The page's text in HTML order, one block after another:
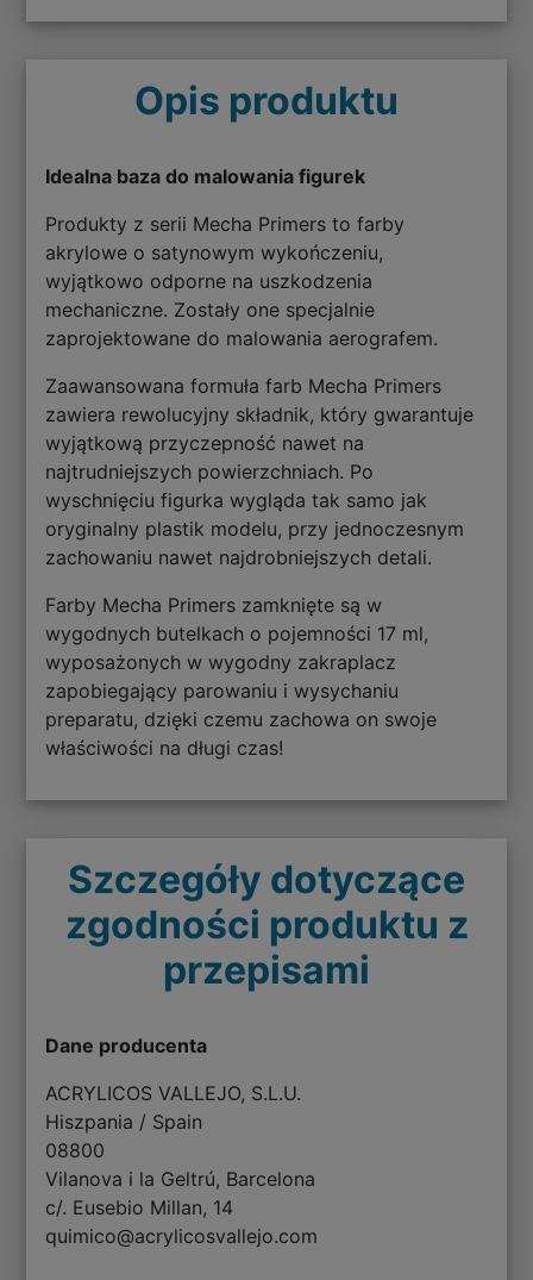
Opis produktu
Idealna baza do malowania figurek
Produkty z serii Mecha Primers to farby
akrylowe o satynowym wykończeniu,
wyjątkowo odporne na uszkodzenia
mechaniczne. Zostały one specjalnie
zaprojektowane do malowania aerografem.
Zaawansowana formuła farb Mecha Primers
zawiera rewolucyjny składnik, który gwarantuje
wyjątkową przyczepność nawet na
najtrudniejszych powierzchniach. Po
wyschnięciu figurka wygląda tak samo jak
oryginalny plastik modelu, przy jednoczesnym
zachowaniu nawet najdrobniejszych detali.
Farby Mecha Primers zamknięte są w
wygodnych butelkach o pojemności 17 ml,
wyposażonych w wygodny zakraplacz
zapobiegający parowaniu i wysychaniu
preparatu, dzięki czemu zachowa on swoje
właściwości na długi czas!
Szczegóły dotyczące
zgodności produktu z
przepisami
Dane producenta
ACRYLICOS VALLEJO, S.L.U.
Hiszpania / Spain
08800
Vilanova i la Geltrú, Barcelona
c/. Eusebio Millan, 14
quimico@acrylicosvallejo.com